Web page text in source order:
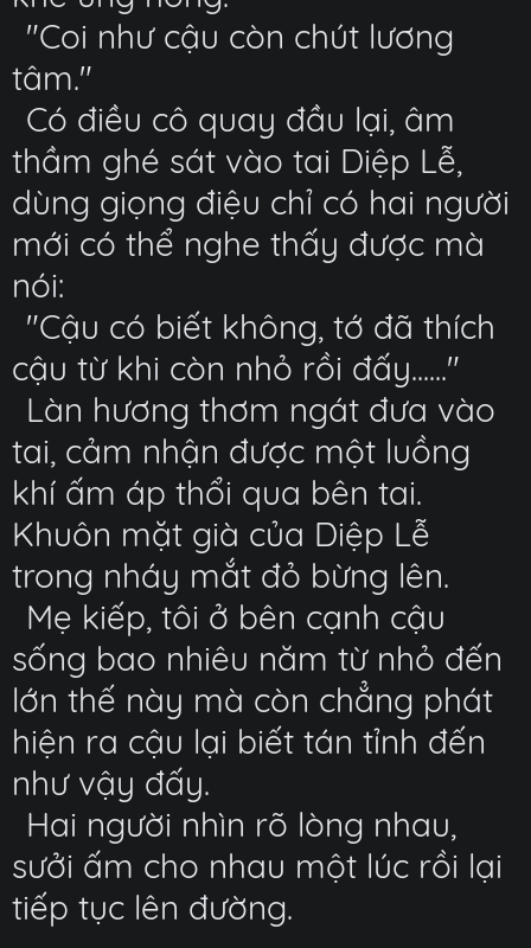
"Coi như cậu còn chút lương
tâm."
Có điều cô quay đầu lại, âm
thầm ghé sát vào tai Diệp Lễ,
dùng giọng điệu chỉ có hai người
mới có thể nghe thấy được mà
nói:
"Cậu có biết không, tớ đã thích
cậu từ khi còn nhỏ rồi đấy......"
Làn hương thơm ngát đưa vào
tai, cảm nhận được một luồng
khí ấm áp thổi qua bên tai.
Khuôn mặt già của Diệp Lễ
trong nháy mắt đỏ bừng lên.
Mẹ kiếp, tôi ở bên cạnh cậu
sống bao nhiêu năm từ nhỏ đến
lớn thế này mà còn chẳng phát
hiện ra cậu lại biết tán tỉnh đến
như vậy đấy.
Hai người nhìn rõ lòng nhau,
sưởi ấm cho nhau một lúc rồi lại
tiếp tục lên đường.